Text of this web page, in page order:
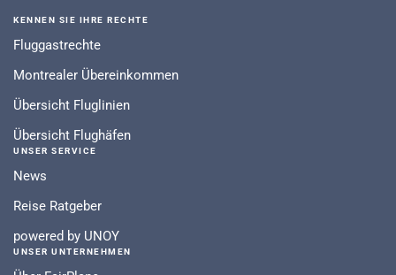
KENNEN SIE IHRE RECHTE
Fluggastrechte
Montrealer Übereinkommen
Übersicht Fluglinien
Übersicht Flughäfen
UNSER SERVICE
News
Reise Ratgeber
powered by UNOY
UNSER UNTERNEHMEN